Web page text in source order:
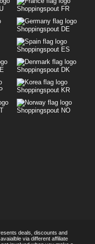
Shoppingspout FR
Shoppingspout DE
Shoppingspout ES
Shoppingspout DK
Shoppingspout KR
Shoppingspout NO
deals, discounts and
via different affiliate